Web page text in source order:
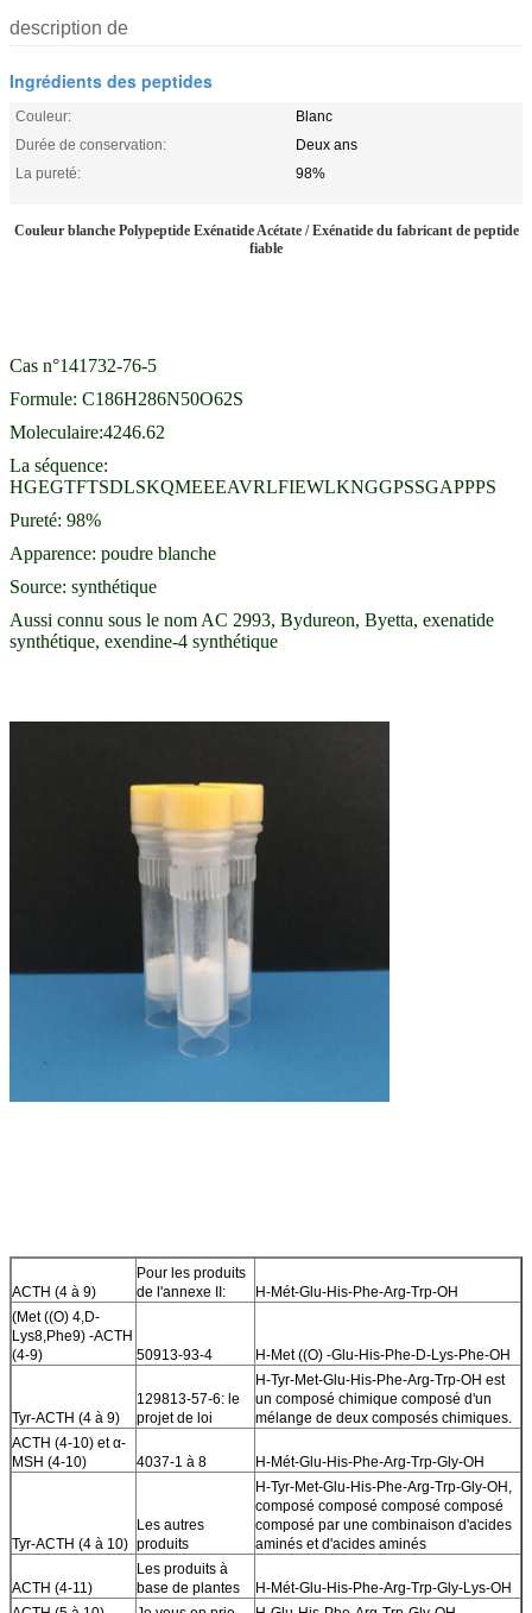
description de
Ingrédients des peptides
Couleur:
Blanc
Durée de conservation:
Deux ans
La pureté:
98%
Couleur blanche Polypeptide Exénatide Acétate / Exénatide du fabricant de peptide
fiable
Cas n°141732-76-5
Formule: C186H286N50O62S
Moleculaire:4246.62
La séquence:
HGEGTFTSDLSKQMEEEAVRLFIEWLKNGGPSSGAPPPS
Pureté: 98%
Apparence: poudre blanche
Source: synthétique
Aussi connu sous le nom AC 2993, Bydureon, Byetta, exenatide
synthétique, exendine-4 synthétique
ACTH (4 à 9)
Pour les produits
de l'annexe II:
H-Mét-Glu-His-Phe-Arg-Trp-OH
(Met ((O) 4,D-
Lys8,Phe9) -ACTH
(4-9)
50913-93-4 H-Met ((O) -Glu-His-Phe-D-Lys-Phe-OH
Tyr-ACTH (4 à 9)
129813-57-6: le
projet de loi
H-Tyr-Met-Glu-His-Phe-Arg-Trp-OH est
un composé chimique composé d'un
mélange de deux composés chimiques.
ACTH (4-10) et α-
MSH (4-10)
4037-1 à 8 H-Mét-Glu-His-Phe-Arg-Trp-Gly-OH
Tyr-ACTH (4 à 10)
Les autres
produits
H-Tyr-Met-Glu-His-Phe-Arg-Trp-Gly-OH,
composé composé composé composé
composé par une combinaison d'acides
aminés et d'acides aminés
ACTH (4-11)
Les produits à
base de plantes
H-Mét-Glu-His-Phe-Arg-Trp-Gly-Lys-OH